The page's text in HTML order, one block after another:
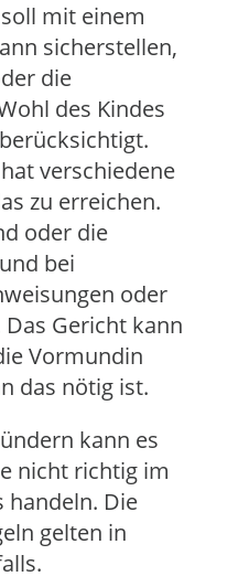
mit einem
sicherstellen,
die
des Kindes
verschiedene
zu erreichen.
oder die
bei
oder
Gericht kann
Vormundin
das nötig ist.
kann es
nicht richtig im
handeln. Die
gelten in